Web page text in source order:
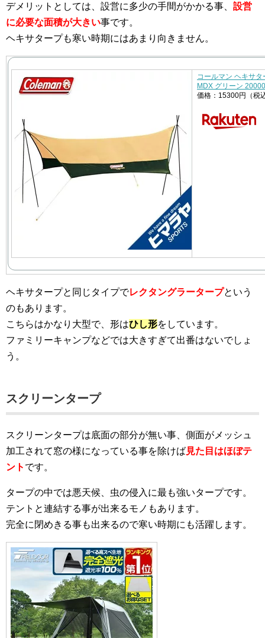
デメリットとしては、設営に多少の手間がかかる事、 設営
に必要な面積が大きい事です。
ヘキサタープも寒い時期にはあまり向きません。
コールマン ヘキサ
MDX グリーン
価格：15300円（税
ヘキサタープと同じタイプでレクタングラータープという
のもあります。
こちらはかなり大型で、形はひし形をしています。
ファミリーキャンプなどでは大きすぎて出番はないでしょ
う。
スクリーンタープ
スクリーンタープは底面の部分が無い事、側面がメッシュ
加工されて窓の様になっている事を除けば見た目はほぼテ
ント です。
タープの中では悪天候、虫の侵入に最も強いタープです。
テントと連結する事が出来るモノもあります。
完全に閉めきる事も出来るので寒い時期にも活躍します。